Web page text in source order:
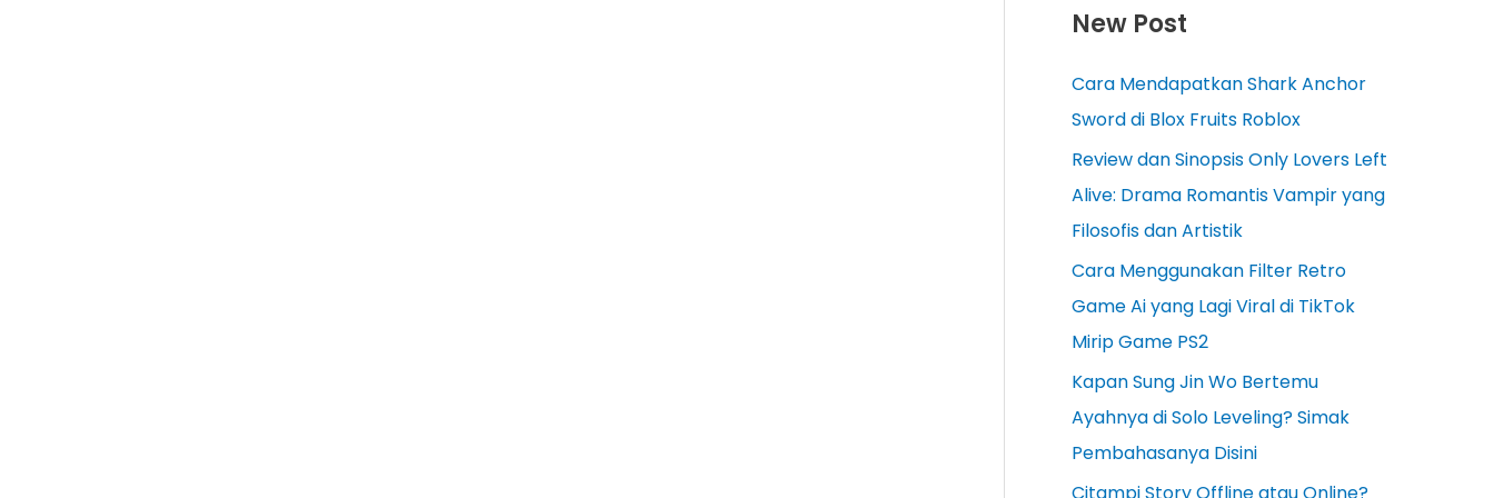
New Post
Cara Mendapatkan Shark Anchor
Sword di Blox Fruits Roblox
Review dan Sinopsis Only Lovers Left
Alive: Drama Romantis Vampir yang
Filosofis dan Artistik
Cara Menggunakan Filter Retro
Game Ai yang Lagi Viral di TikTok
Mirip Game PS2
Kapan Sung Jin Wo Bertemu
Ayahnya di Solo Leveling? Simak
Pembahasanya Disini
Citampi Story Offline atau Online?